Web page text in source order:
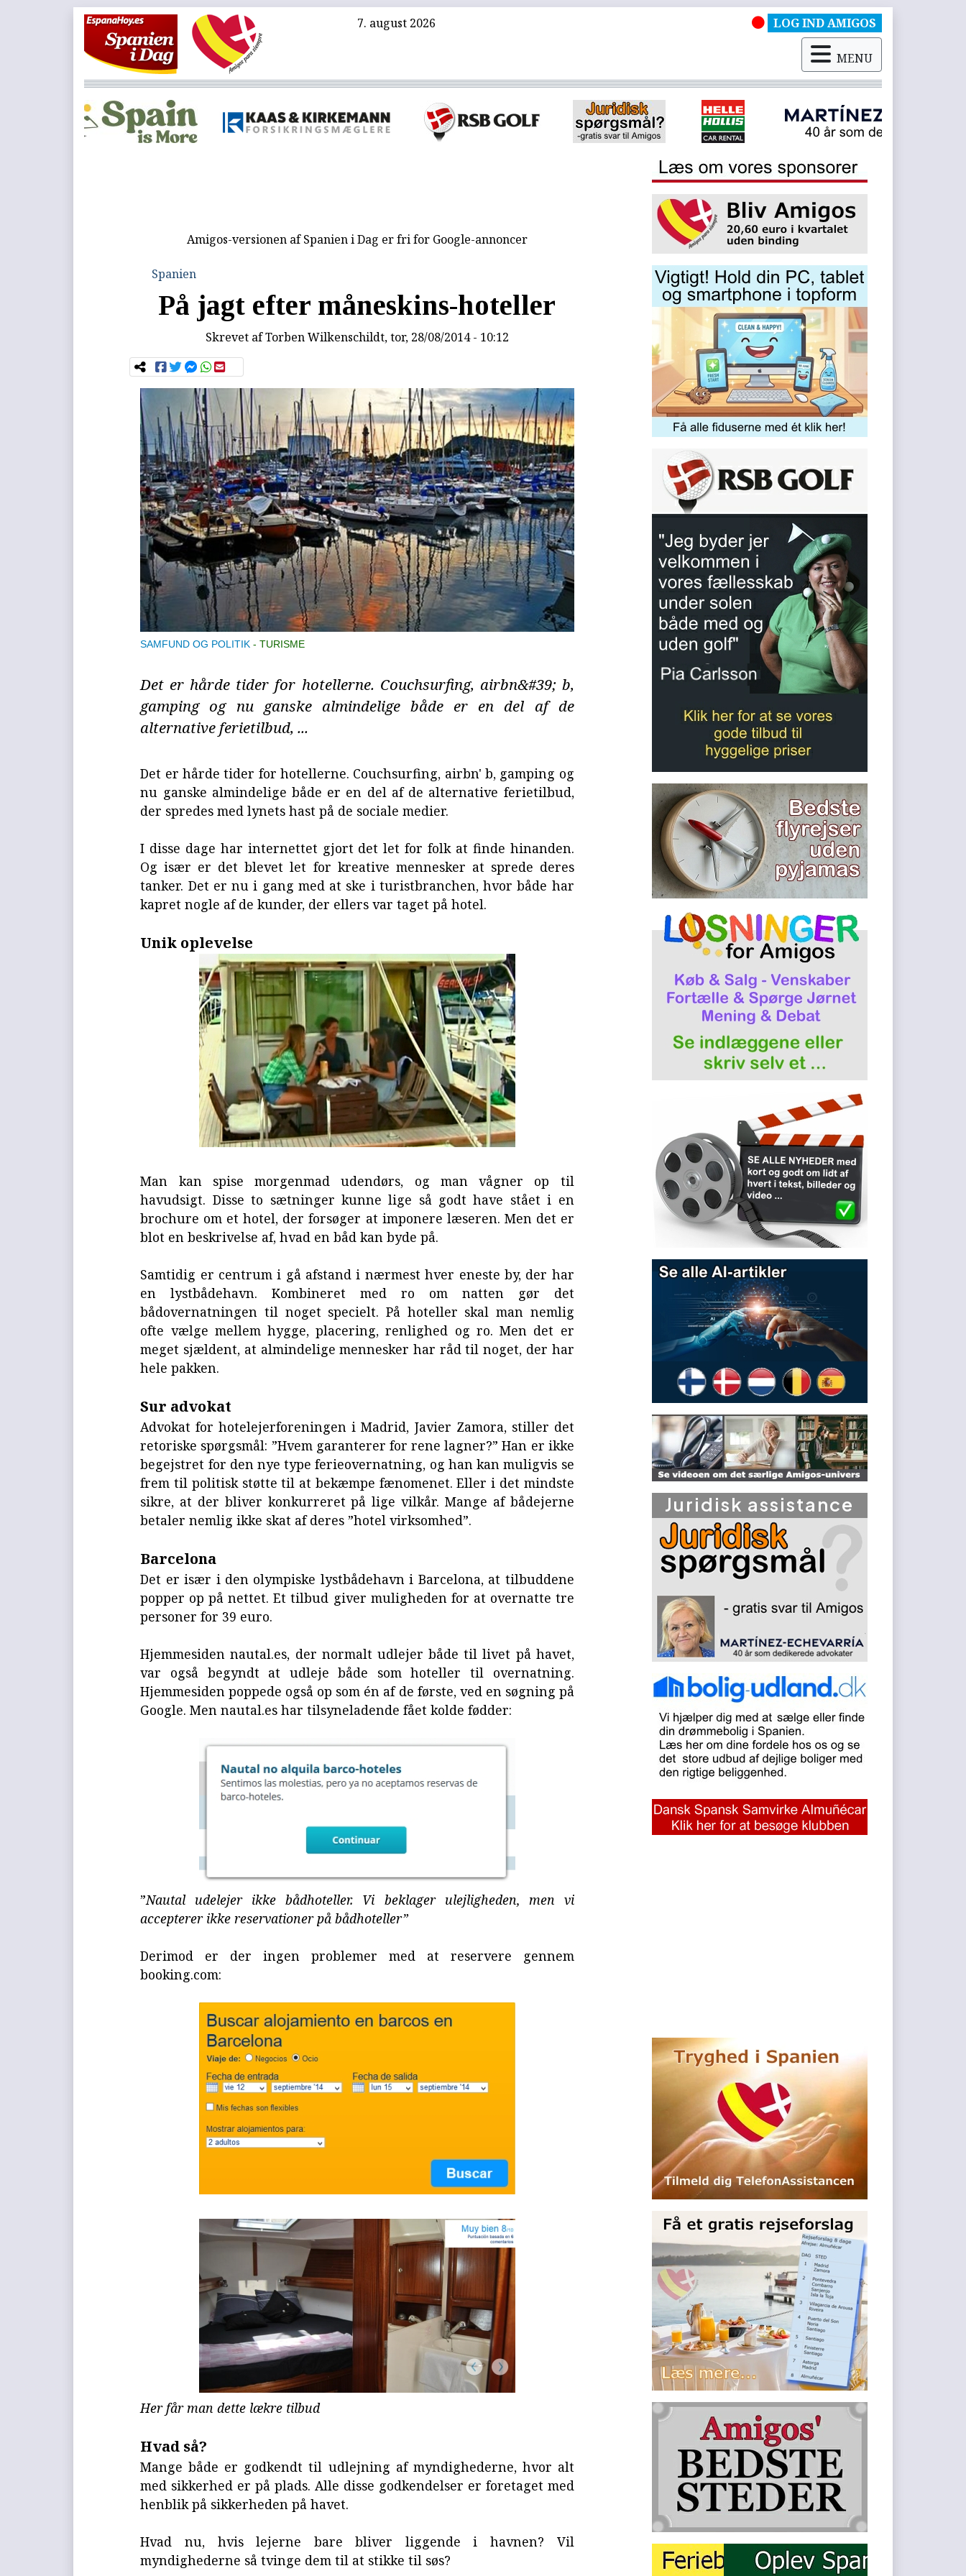
7. august 2026 LOG IND AMIGOS
MENU
Amigos-versionen af Spanien i Dag er fri for Google-annoncer
Spanien
På jagt efter måneskins-hoteller
Skrevet afTorben Wilkenschildt, tor, 28/08/2014 - 10:12
SAMFUND OG POLITIK TURISME
Det er hårde tider for hotellerne. Couchsurfing, airbn&#39; b,
gamping og nu ganske almindelige både er en del af de
alternative ferietilbud, ...
Det er hårde tider for hotellerne. Couchsurfing, airbn' b, gamping og
nu ganske almindelige både er en del af de alternative ferietilbud,
der spredes med lynets hast på de sociale medier.
I disse dage har internettet gjort det let for folk at finde hinanden.
Og især er det blevet let for kreative mennesker at sprede deres
tanker. Det er nu i gang med at ske i turistbranchen, hvor både har
kapret nogle af de kunder, der ellers var taget på hotel.
Unik oplevelse
Man kan spise morgenmad udendørs, og man vågner op til
havudsigt. Disse to sætninger kunne lige så godt have stået i en
brochure om et hotel, der forsøger at imponere læseren. Men det er
blot en beskrivelse af, hvad en båd kan byde på.
Samtidig er centrum i gå afstand i nærmest hver eneste by, der har
en lystbådehavn. Kombineret med ro om natten gør det
bådovernatningen til noget specielt. På hoteller skal man nemlig
ofte vælge mellem hygge, placering, renlighed og ro. Men det er
meget sjældent, at almindelige mennesker har råd til noget, der har
hele pakken.
Sur advokat
Advokat for hotelejerforeningen i Madrid, Javier Zamora, stiller det
retoriske spørgsmål: ”Hvem garanterer for rene lagner?” Han er ikke
begejstret for den nye type ferieovernatning, og han kan muligvis se
frem til politisk støtte til at bekæmpe fænomenet. Eller i det mindste
sikre, at der bliver konkurreret på lige vilkår. Mange af bådejerne
betaler nemlig ikke skat af deres ”hotel virksomhed”.
Barcelona
Det er især i den olympiske lystbådehavn i Barcelona, at tilbuddene
popper op på nettet. Et tilbud giver muligheden for at overnatte tre
personer for 39 euro.
Hjemmesiden nautal.es, der normalt udlejer både til livet på havet,
var også begyndt at udleje både som hoteller til overnatning.
Hjemmesiden poppede også op som én af de første, ved en søgning på
Google. Men nautal.es har tilsyneladende fået kolde fødder:
”Nautal udelejer ikke bådhoteller. Vi beklager ulejligheden, men vi
accepterer ikke reservationer på bådhoteller”
Derimod er der ingen problemer med at reservere gennem
booking.com:
Her får man dette lækre tilbud
Hvad så?
Mange både er godkendt til udlejning af myndighederne, hvor alt
med sikkerhed er på plads. Alle disse godkendelser er foretaget med
henblik på sikkerheden på havet.
Hvad nu, hvis lejerne bare bliver liggende i havnen? Vil
myndighederne så tvinge dem til at stikke til søs?